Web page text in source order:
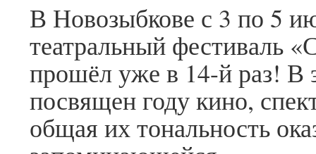
В Новозыбкове с 3 по 5
театральный фестиваль
прошёл уже в 14-й раз! В
посвящен году кино,
общая их тональность